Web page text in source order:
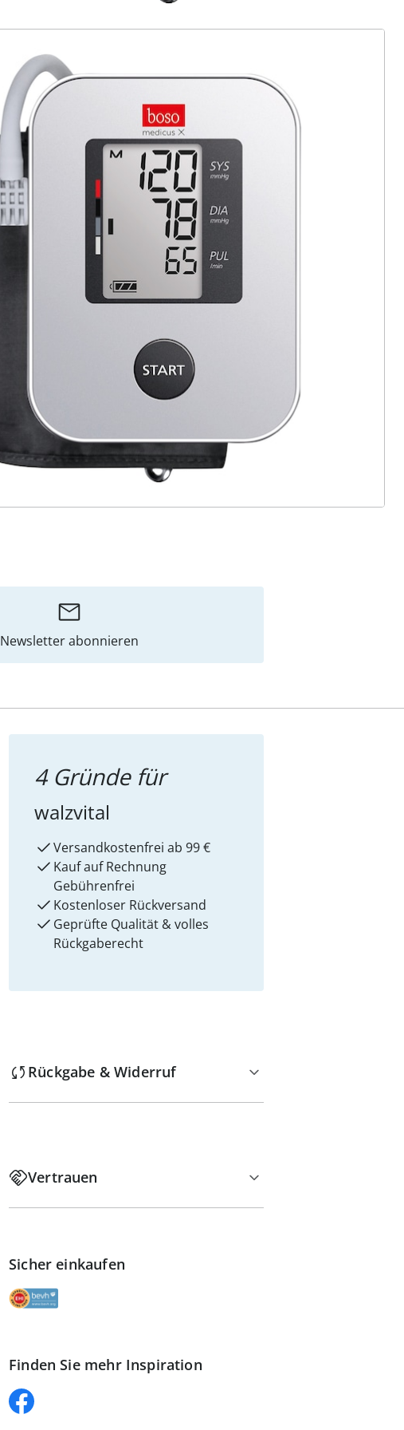
Newsletter abonnieren
4 Gründe für
walzvital
Versandkostenfrei ab 99 €
Kauf auf Rechnung
Gebührenfrei
Kostenloser Rückversand
Geprüfte Qualität & volles
Rückgaberecht
Rückgabe & Widerruf
Vertrauen
Sicher einkaufen
Finden Sie mehr Inspiration